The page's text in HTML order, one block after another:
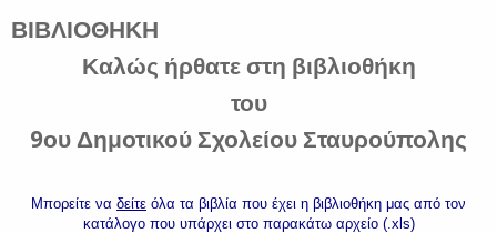
ΒΙΒΛΙΟΘΗΚΗ
Καλώς ήρθατε στη βιβλιοθήκη
του
9ου Δημοτικού Σχολείου Σταυρούπολης
Μπορείτε να δείτε όλα τα βιβλία που έχει η βιβλιοθήκη μας από τον
κατάλογο που υπάρχει στοπαρακάτω αρχείο (.xls)